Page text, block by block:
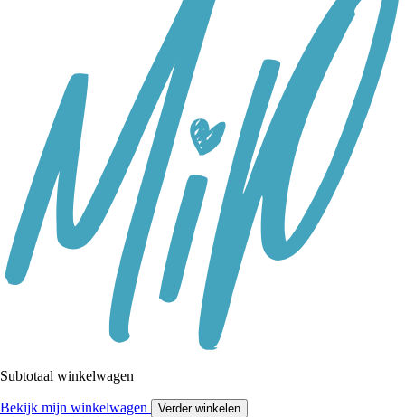
Subtotaal winkelwagen
Bekijk mijn winkelwagen Verder winkelen